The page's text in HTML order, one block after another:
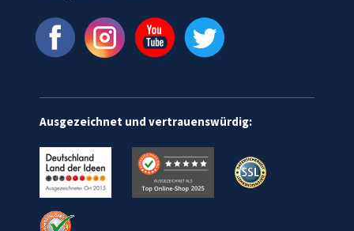
Ausgezeichnet und vertrauenswürdig: